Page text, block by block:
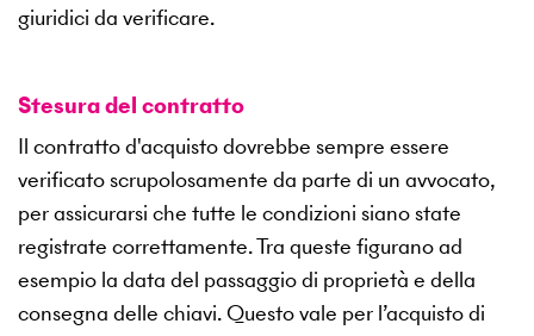
giuridici da verificare.
Stesura del contratto
Il contratto d'acquisto dovrebbe sempre essere
verificato scrupolosamente da parte di un avvocato,
per assicurarsi che tutte le condizioni siano state
registrate correttamente. Tra queste figurano ad
esempio la data del passaggio di proprietà e della
consegna delle chiavi. Questo vale per l’acquisto di